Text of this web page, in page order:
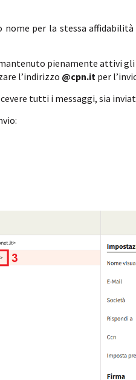
nome per la stessa
pienamente attivi
l’indirizzo @cpn.it per
tutti i messaggi, sia